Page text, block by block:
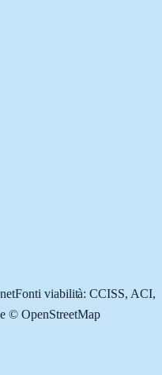
Fonti viabilità: CCISS, ACI,
© OpenStreetMap